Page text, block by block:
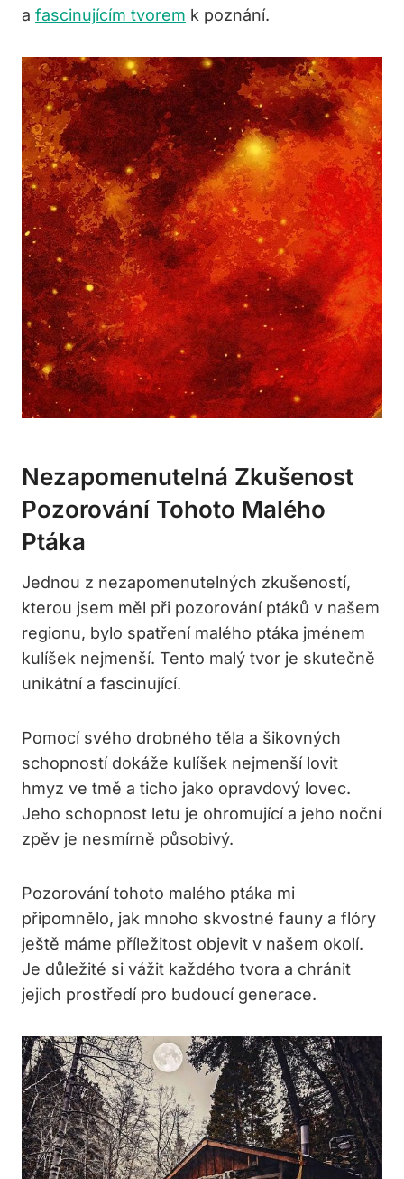
a fascinujícím tvorem k poznání.
Nezapomenutelná Zkušenost
Pozorování Tohoto Malého
Ptáka
Jednou z nezapomenutelných zkušeností,
kterou jsem měl při pozorování ptáků v našem
regionu, bylo spatření malého ptáka jménem
kulíšek nejmenší. Tento malý tvor je skutečně
unikátní a fascinující.
Pomocí svého drobného těla a šikovných
schopností dokáže kulíšek nejmenší lovit
hmyz ve tmě a ticho jako opravdový lovec.
Jeho schopnost letu je ohromující a jeho noční
zpěv je nesmírně působivý.
Pozorování tohoto malého ptáka mi
připomnělo, jak mnoho skvostné fauny a flóry
ještě máme příležitost objevit v našem okolí.
Je důležité si vážit každého tvora a chránit
jejich prostředí pro budoucí generace.